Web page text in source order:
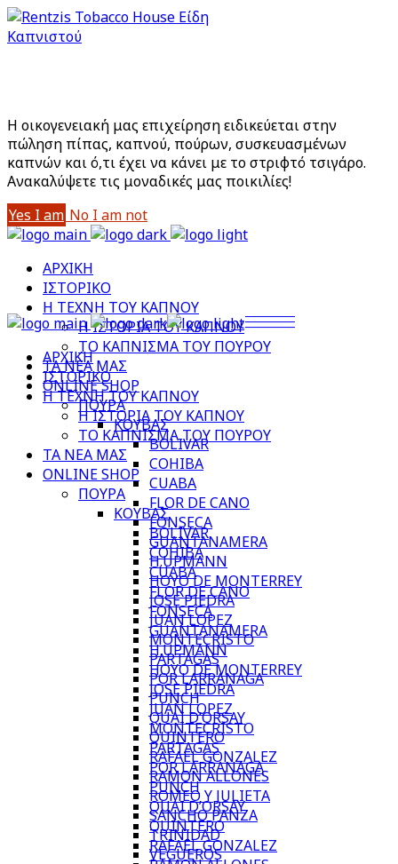
Είστε άνω των 18;
Η οικογενειακή μας επιχείρηση ειδικεύεται στην
πώληση πίπας, καπνού, πούρων, συσκευασμένων
καπνών και ό,τι έχει να κάνει με το στριφτό τσιγάρο.
Aνακαλύψετε τις μοναδικές μας ποικιλίες!
Yes I am No I am not
ΑΡΧΙΚΗ
ΙΣΤΟΡΙΚΟ
Η ΤΕΧΝΗ ΤΟΥ ΚΑΠΝΟΥ
Η ΙΣΤΟΡΙΑ ΤΟΥ ΚΑΠΝΟΥ
ΤΟ ΚΑΠΝΙΣΜΑ ΤΟΥ ΠΟΥΡΟΥ
ΤΑ ΝΕΑ ΜΑΣ
ONLINE SHOP
ΠΟΥΡΑ
ΚΟΥΒΑΣ
BOLIVAR
COHIBA
CUABA
FLOR DE CANO
FONSECA
GUANTANAMERA
H.UPMANN
HOYO DE MONTERREY
JOSE PIEDRA
JUAN LOPEZ
MONTECRISTO
PARTAGAS
POR LARRANAGA
PUNCH
QUAI D’ORSAY
QUINTERO
RAFAEL GONZALEZ
RAMON ALLONES
ROMEO Y JULIETA
SANCHO PANZA
TRINIDAD
VEGUEROS
ΑΡΧΙΚΗ
ΙΣΤΟΡΙΚΟ
Η ΤΕΧΝΗ ΤΟΥ ΚΑΠΝΟΥ
Η ΙΣΤΟΡΙΑ ΤΟΥ ΚΑΠΝΟΥ
ΤΟ ΚΑΠΝΙΣΜΑ ΤΟΥ ΠΟΥΡΟΥ
ΤΑ ΝΕΑ ΜΑΣ
ONLINE SHOP
ΠΟΥΡΑ
ΚΟΥΒΑΣ
BOLIVAR
COHIBA
CUABA
FLOR DE CANO
FONSECA
GUANTANAMERA
H.UPMANN
HOYO DE MONTERREY
JOSE PIEDRA
JUAN LOPEZ
MONTECRISTO
PARTAGAS
POR LARRANAGA
PUNCH
QUAI D’ORSAY
QUINTERO
RAFAEL GONZALEZ